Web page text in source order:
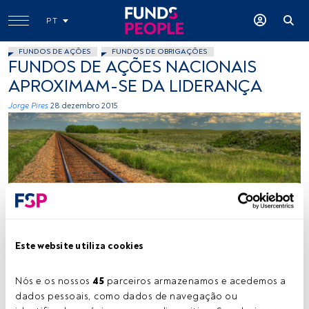
Este website utiliza cookies
Nós e os nossos 45 parceiros armazenamos e acedemos a
dados pessoais, como dados de navegação ou
PT
FUNDOS DE AÇÕES FUNDOS DE OBRIGAÇÕES
FUNDOS DE AÇÕES NACIONAIS
APROXIMAM-SE DA LIDERANÇA
Jorge Pires 28 dezembro 2015
Tempo de leitura: 2 min.